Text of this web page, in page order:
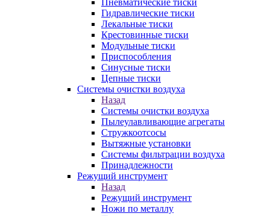
Пневматические тиски
Гидравлические тиски
Лекальные тиски
Крестовинные тиски
Модульные тиски
Приспособления
Синусные тиски
Цепные тиски
Системы очистки воздуха
Назад
Системы очистки воздуха
Пылеулавливающие агрегаты
Стружкоотсосы
Вытяжные установки
Системы фильтрации воздуха
Принадлежности
Режущий инструмент
Назад
Режущий инструмент
Ножи по металлу